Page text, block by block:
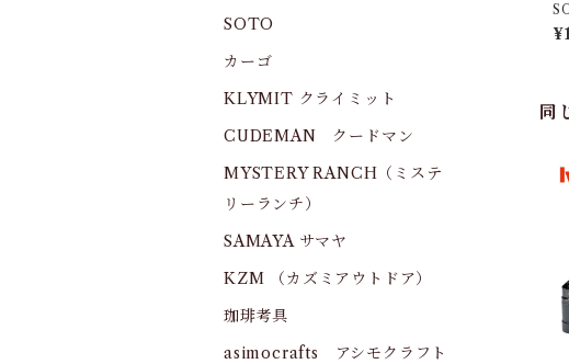
サ
同
SOTO
カーゴ
KLYMIT クライミット
CUDEMAN クードマン
MYSTERY RANCH（ミステ
リーランチ）
SAMAYA サマヤ
KZM （カズミアウトドア）
珈琲考具
asimocrafts アシモクラフト